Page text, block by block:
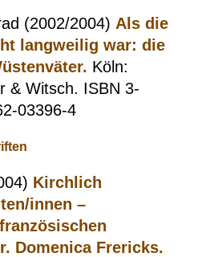
(2002/2004) Als die
langweilig war: die
Köln:
& Witsch. ISBN 3-
03396-4
Kirchlich
innen –
Domenica Frericks.